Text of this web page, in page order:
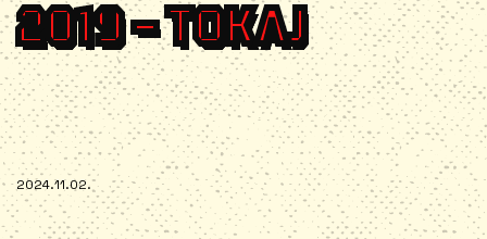
2019 – TOKAJ
2024.11.02.